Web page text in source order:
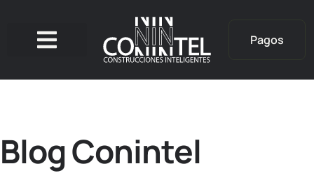
Pagos
Blog Conintel